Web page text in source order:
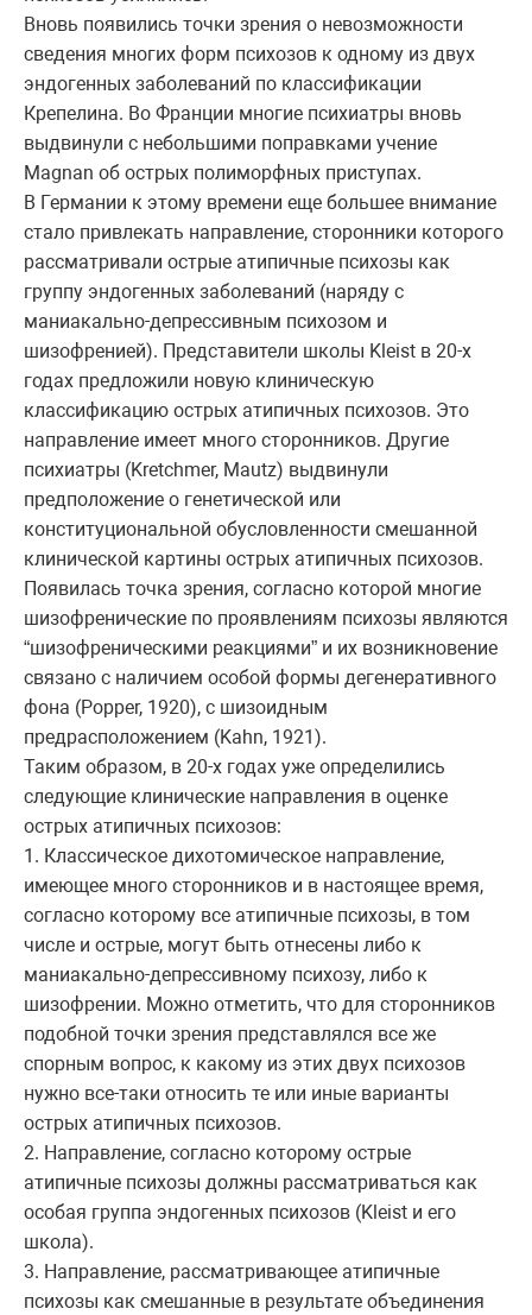
Вновь появились точки зрения о невозможности
сведения многих форм психозов к одному из двух
эндогенных заболеваний по классификации
Крепелина. Во Франции многие психиатры вновь
выдвинули с небольшими поправками учение
Magnan об острых полиморфных приступах.
В Германии к этому времени еще большее внимание
стало привлекать направление, сторонники которого
рассматривали острые атипичные психозы как
группу эндогенных заболеваний (наряду с
маниакально-депрессивным психозом и
шизофренией). Представители школы Kleist в 20-х
годах предложили новую клиническую
классификацию острых атипичных психозов. Это
направление имеет много сторонников. Другие
психиатры (Kretchmer, Mautz) выдвинули
предположение о генетической или
конституциональной обусловленности смешанной
клинической картины острых атипичных психозов.
Появилась точка зрения, согласно которой многие
шизофренические по проявлениям психозы являются
“шизофреническими реакциями” и их возникновение
связано с наличием особой формы дегенеративного
фона (Popper, 1920), с шизоидным
предрасположением (Kahn, 1921).
Таким образом, в 20-х годах уже определились
следующие клинические направления в оценке
острых атипичных психозов:
1. Классическое дихотомическое направление,
имеющее много сторонников и в настоящее время,
согласно которому все атипичные психозы, в том
числе и острые, могут быть отнесены либо к
маниакально-депрессивному психозу, либо к
шизофрении. Можно отметить, что для сторонников
подобной точки зрения представлялся все же
спорным вопрос, к какому из этих двух психозов
нужно все-таки относить те или иные варианты
острых атипичных психозов.
2. Направление, согласно которому острые
атипичные психозы должны рассматриваться как
особая группа эндогенных психозов (Kleist и его
школа).
3. Направление, рассматривающее атипичные
психозы как смешанные в результате объединения